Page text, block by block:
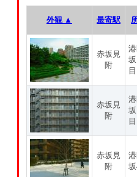
外観 ▲ 最寄駅
赤坂見
附
目
赤坂見
附
目
赤坂見
附